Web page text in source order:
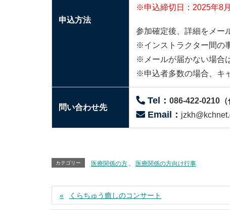
申込方法
※申込締切日：2025年8月
参加確定後、詳細をメー
※インストラクター間の
※メールが届かない場合
※申込者多数の場合、キ
問い合わせ先
Tel： 086-422-0210（
Email：
カテゴリー 医療関係の方 、 医療関係の方向け行事
くらちゅう癒しのコンサート